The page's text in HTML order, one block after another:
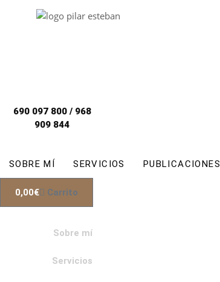
690 097 800 / 968
909 844
SOBRE MÍ SERVICIOS PUBLICACIONES
0,00€ Carrito
Sobre mí
Servicios